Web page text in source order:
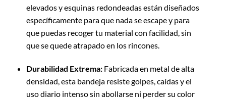
elevados y esquinas redondeadas están diseñados
específicamente para que nada se escape y para
que puedas recoger tu material con facilidad, sin
que se quede atrapado en los rincones.
Durabilidad Extrema:Fabricada en metal de alta
densidad, esta bandeja resiste golpes, caídas y el
uso diario intenso sin abollarse ni perder su color